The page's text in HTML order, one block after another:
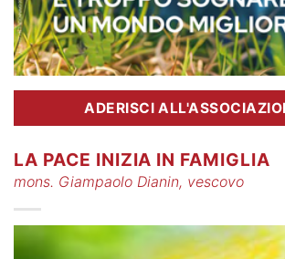
ADERISCI
LA PACE INIZIA IN FAMIGLIA
mons. Giampaolo Dianin, vescovo